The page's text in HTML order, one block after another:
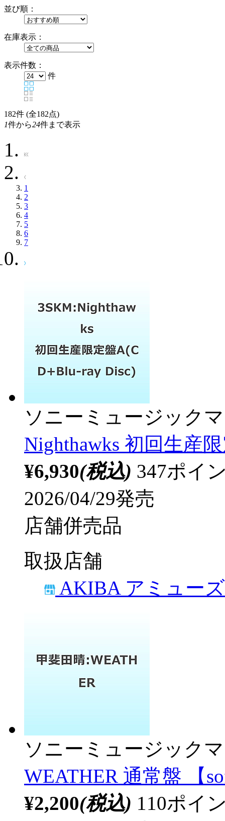
並び順：
在庫表示：
表示件数：
件
182件 (全182点)
1件から24件まで表示
1
2
3
4
5
6
7
ソニーミュージック
Nighthawks 初回生産
¥6,930(税込) 347ポイ
2026/04/29発売
店舗併売品
取扱店舗
AKIBA アミュー
ソニーミュージック
WEATHER 通常盤 【
¥2,200(税込) 110ポイ